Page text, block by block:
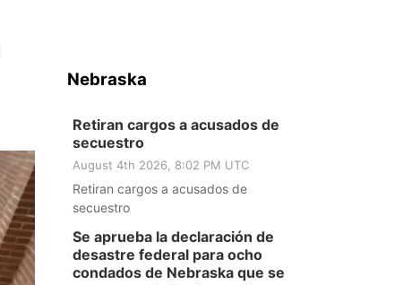
Nebraska
Retiran cargos a acusados de
secuestro
August 4th 2026, 8:02 PM UTC
Retiran cargos a acusados de
secuestro
Se aprueba la declaración de
desastre federal para ocho
condados de Nebraska que se